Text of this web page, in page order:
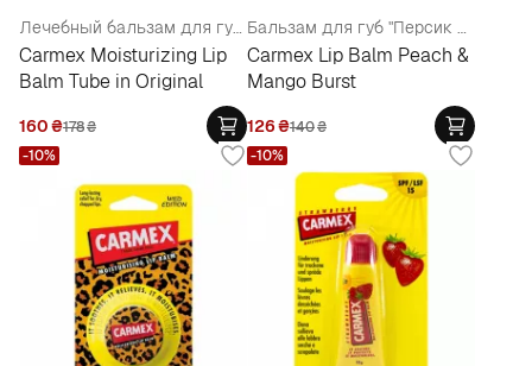
Лечебный бальзам для губ "Классический"
Carmex Moisturizing Lip
Balm Tube in Original
160₴178₴
Бальзам для губ "Персик и манго"
Carmex Lip Balm Peach &
Mango Burst
126₴140₴
-10% -10%